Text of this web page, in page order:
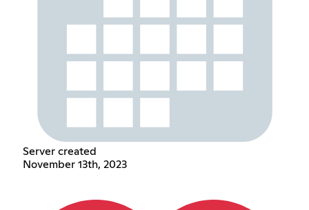
Server created
November 13th, 2023